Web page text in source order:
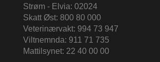
Strøm - Elvia: 02024
Skatt Øst: 800 80 000
Veterinærvakt: 994 73 947
Viltnemnda: 911 71 735
Mattilsynet: 22 40 00 00